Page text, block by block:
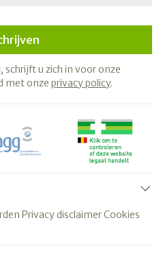
u zich in voor onze
met onze privacy policy.
Privacy disclaimerCookies